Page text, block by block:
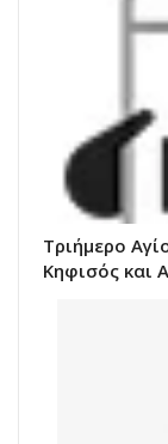
Τριήμερο
Κηφισός και